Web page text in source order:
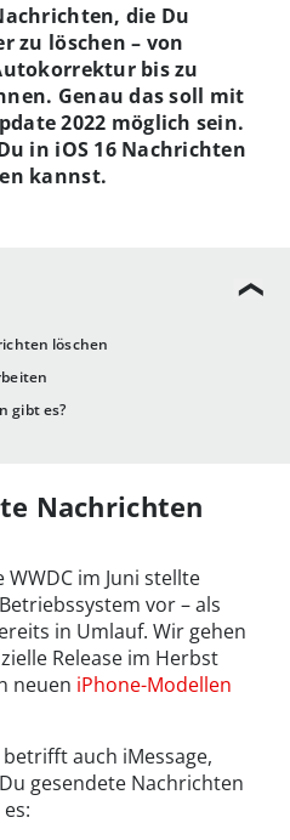
löschen
gibt es?
die Du
zu löschen – von
bis zu
Genau das soll mit
2022 möglich sein.
in iOS 16 Nachrichten
kannst.
Nachrichten
im Juni stellte
vor – als
in Umlauf. Wir gehen
Release im Herbst
neuen iPhone-Modellen
auch iMessage,
gesendete Nachrichten